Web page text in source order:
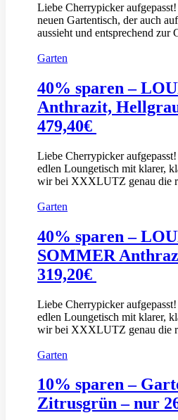
Liebe Cherrypicker
neuen Gartentisch, der auch
aussieht und entsprechend zur
Garten
40% sparen –
Anthrazit,
479,40€
Liebe Cherrypicker
edlen Loungetisch mit klarer,
wir bei XXXLUTZ genau die
Garten
40% sparen –
SOMMER
319,20€
Liebe Cherrypicker
edlen Loungetisch mit klarer,
wir bei XXXLUTZ genau die
Garten
10% sparen –
Zitrusgrün – nur